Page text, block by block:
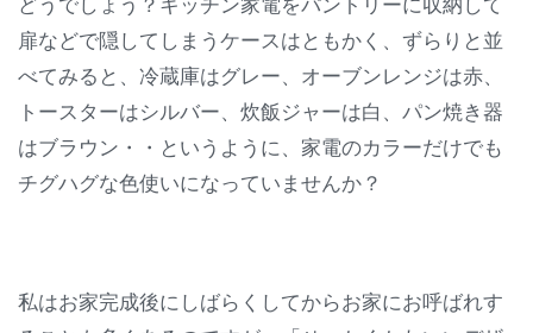
どうでしょう？キッチン家電をパントリーに収納して
扉などで隠してしまうケースはともかく、ずらりと並
べてみると、冷蔵庫はグレー、オーブンレンジは赤、
トースターはシルバー、炊飯ジャーは白、パン焼き器
はブラウン・・というように、家電のカラーだけでも
チグハグな色使いになっていませんか？
私はお家完成後にしばらくしてからお家にお呼ばれす